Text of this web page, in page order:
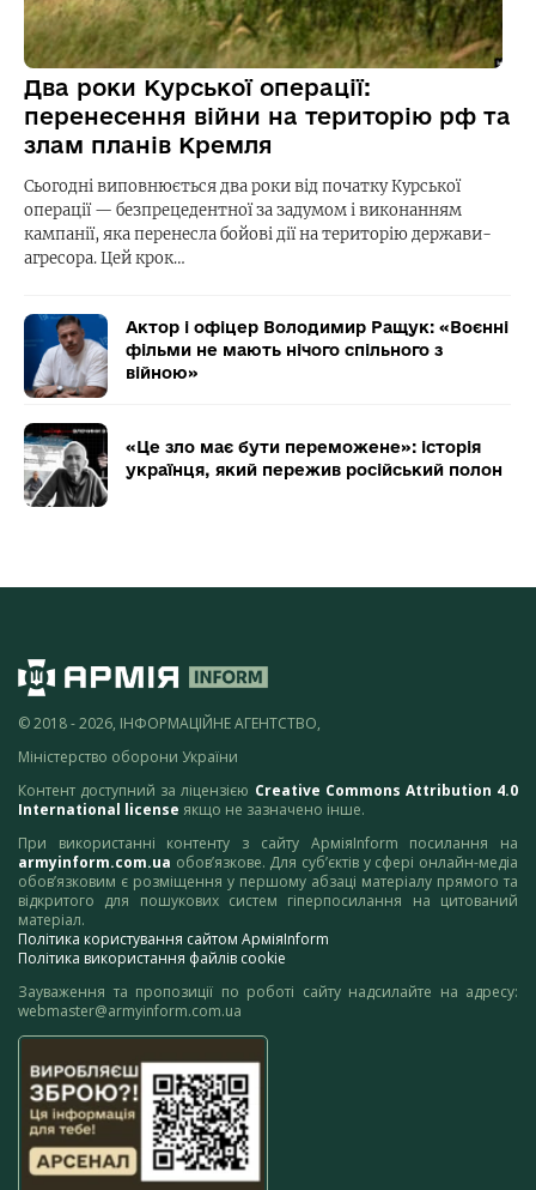
Два роки Курської операції:
перенесення війни на територію рф та
злам планів Кремля
Сьогодні виповнюється два роки від початку Курської
операції — безпрецедентної за задумом і виконанням
кампанії, яка перенесла бойові дії на територію держави-
агресора. Цей крок…
Актор і офіцер Володимир Ращук: «Воєнні
фільми не мають нічого спільного з
війною»
«Це зло має бути переможене»: історія
українця, який пережив російський полон
© 2018 - 2026, ІНФОРМАЦІЙНЕ АГЕНТСТВО,
Міністерство оборони України
Контент доступний за ліцензією Creative Commons Attribution 4.0
International license якщо не зазначено інше.
При використанні контенту з сайту АрміяInform посилання на
armyinform.com.ua обов’язкове. Для суб’єктів у сфері онлайн-медіа
обов’язковим є розміщення у першому абзаці матеріалу прямого та
відкритого для пошукових систем гіперпосилання на цитований
матеріал.
Політика користування сайтом АрміяInform
Політика використання файлів cookie
Зауваження та пропозиції по роботі сайту надсилайте на адресу:
webmaster@armyinform.com.ua